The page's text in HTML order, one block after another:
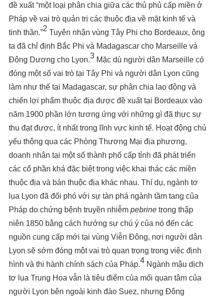
đề xuất “một loại phân chia giữa các thủ phủ cấp miền ở
Pháp về vai trò quản trị các thuộc địa về mặt kinh tế và
tinh thần.”2 Tuyên nhận vùng Tây Phi cho Bordeaux, ông
ta đã chỉ định Bắc Phi và Madagascar cho Marseille và
Đông Dương cho Lyon.3 Mặc dù người dân Marseille có
đóng một số vai trò tại Tây Phi và người dân Lyon cũng
làm như thế tại Madagascar, sự phân chia lao động và
chiến lợi phẩm thuộc địa được đề xuất tại Bordeaux vào
năm 1900 phần lớn tương ứng với những gì đã thực sự
thu đạt được, ít nhất trong lĩnh vực kinh tế. Hoạt động chủ
yếu thông qua các Phòng Thương Mại địa phương,
doanh nhân tại một số thành phố cấp tỉnh đã phát triển
các cổ phần khá đặc biệt trong việc khai thác các miền
thuộc địa và bán thuộc địa khác nhau. Thí dụ, ngành tơ
lụa Lyon đã đối phó với sự tàn phá ngành tầm tang của
Pháp do chứng bệnh truyền nhiễm pebrine trong thập
niên 1850 bằng cách hướng sự chú ý của nó đến các
nguồn cung cấp mới tại vùng Viễn Đông, nơi người dân
Lyon sẽ sớm đóng một vai trò quan trọng trong việc định
hình và thi hành chính sách của Pháp.4 Ngành mậu dịch
tơ lụa Trung Hoa vẫn là tiêu điểm của mối quan tâm của
người Lyon bên ngoài kinh đào Suez, nhưng Đông